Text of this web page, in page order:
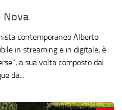
Nova
contemporaneo Alberto
in streaming e in digitale, è
a sua volta composto dai
da...